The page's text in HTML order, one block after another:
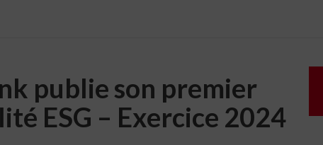
publie son premier
ESG – Exercice 2024